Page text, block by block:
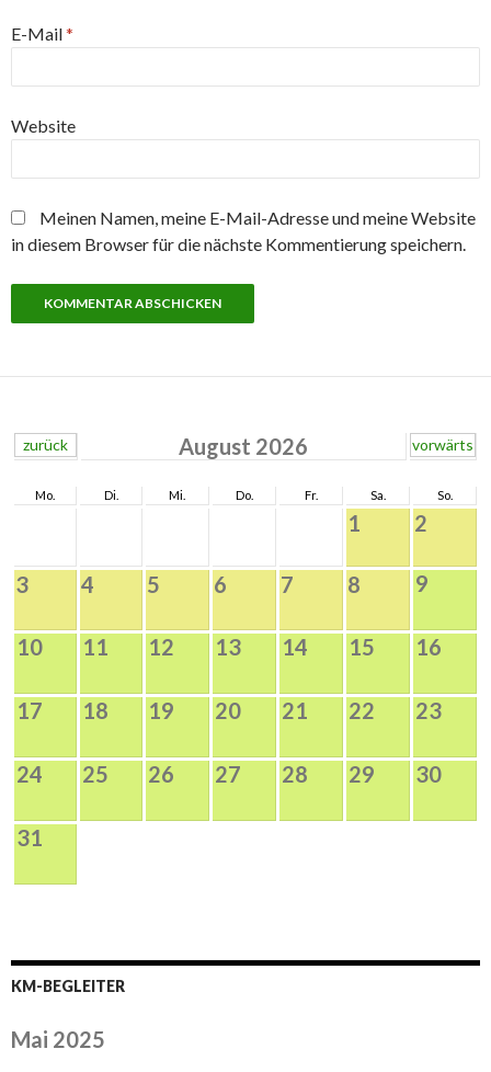
E-Mail*
Website
Meinen Namen, meine E-Mail-Adresse und meine Website
in diesem Browser für die nächste Kommentierung speichern.
zurück August 2026 vorwärts
Mo. Di. Mi. Do. Fr. Sa. So.
1 2
3 4 5 6 7 8 9
10 11 12 13 14 15 16
17 18 19 20 21 22 23
24 25 26 27 28 29 30
31
KM-BEGLEITER
Mai 2025